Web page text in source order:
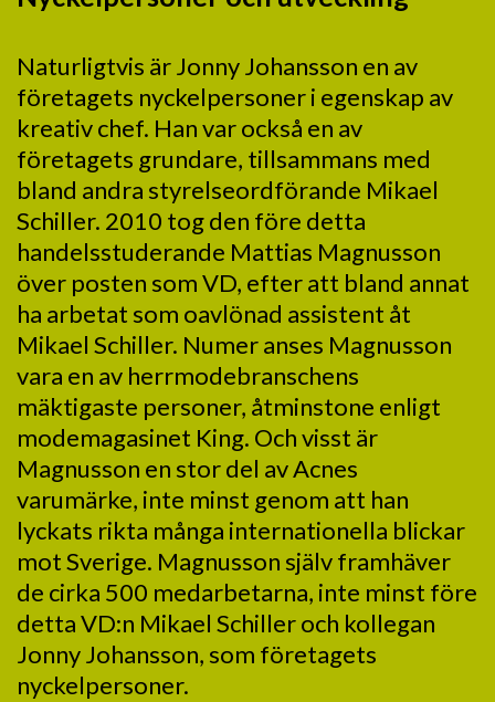
Naturligtvis är Jonny Johansson en av
företagets nyckelpersoner i egenskap av
kreativ chef. Han var också en av
företagets grundare, tillsammans med
bland andra styrelseordförande Mikael
Schiller. 2010 tog den före detta
handelsstuderande Mattias Magnusson
över posten som VD, efter att bland annat
ha arbetat som oavlönad assistent åt
Mikael Schiller. Numer anses Magnusson
vara en av herrmodebranschens
mäktigaste personer, åtminstone enligt
modemagasinet King. Och visst är
Magnusson en stor del av Acnes
varumärke, inte minst genom att han
lyckats rikta många internationella blickar
mot Sverige. Magnusson själv framhäver
de cirka 500 medarbetarna, inte minst före
detta VD:n Mikael Schiller och kollegan
Jonny Johansson, som företagets
nyckelpersoner.